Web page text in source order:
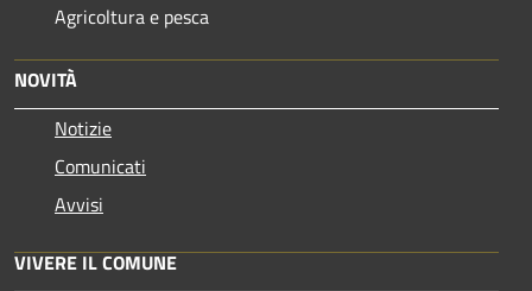
Agricoltura e pesca
NOVITÀ
Notizie
Comunicati
Avvisi
VIVERE IL COMUNE